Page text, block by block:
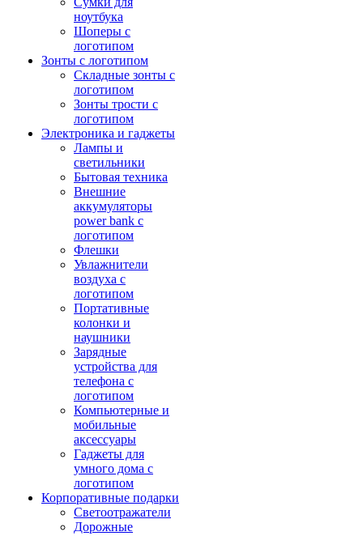
ноутбука
Шоперы с
логотипом
Зонты с логотипом
Складные зонты с
логотипом
Зонты трости с
логотипом
Электроника и гаджеты
Лампы и
светильники
Бытовая техника
Внешние
аккумуляторы
power bank с
логотипом
Флешки
Увлажнители
воздуха с
логотипом
Портативные
колонки и
наушники
Зарядные
устройства для
телефона с
логотипом
Компьютерные и
мобильные
аксессуары
Гаджеты для
умного дома с
логотипом
Корпоративные подарки
Светоотражатели
Дорожные